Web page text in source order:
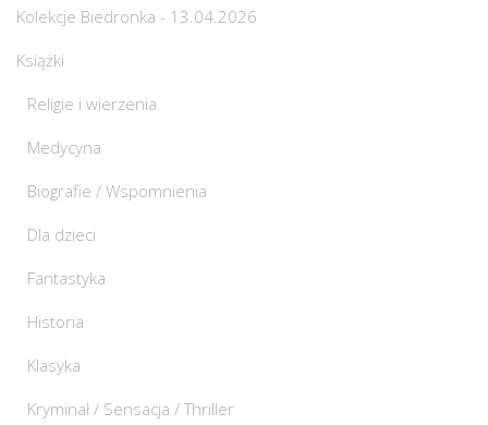
Kolekcje Biedronka - 13.04.2026
Książki
Religie i wierzenia
Medycyna
Biografie / Wspomnienia
Dla dzieci
Fantastyka
Historia
Klasyka
Kryminał / Sensacja / Thriller